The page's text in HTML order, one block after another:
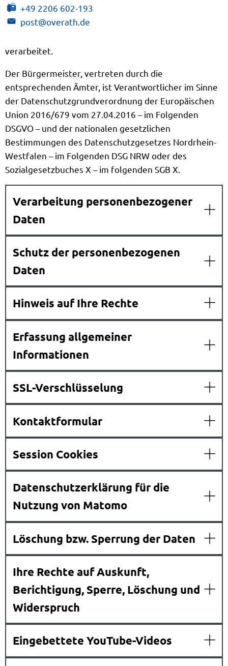
+49 2206 602-193
post@overath.de
verarbeitet.
Der Bürgermeister, vertreten durch die
entsprechenden Ämter, ist Verantwortlicher im Sinne
der Datenschutzgrundverordnung der Europäischen
Union 2016/679 vom 27.04.2016 – im Folgenden
DSGVO – und der nationalen gesetzlichen
Bestimmungen des Datenschutzgesetzes Nordrhein-
Westfalen – im Folgenden DSG NRW oder des
Sozialgesetzbuches X – im folgenden SGB X.
Verarbeitung personenbezogener
Daten
Schutz der personenbezogenen
Daten
Hinweis auf Ihre Rechte
Erfassung allgemeiner
Informationen
SSL-Verschlüsselung
Kontaktformular
Session Cookies
Datenschutzerklärung für die
Nutzung von Matomo
Löschung bzw. Sperrung der Daten
Ihre Rechte auf Auskunft,
Berichtigung, Sperre, Löschung und
Widerspruch
Eingebettete YouTube-Videos